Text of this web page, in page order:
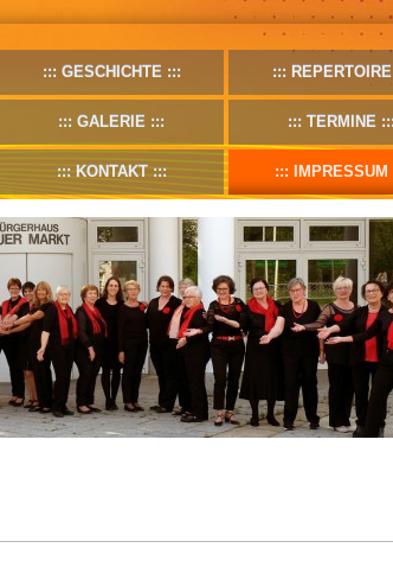
GESCHICHTE REPERTOIRE
GALERIE TERMINE
KONTAKT IMPRESSUM